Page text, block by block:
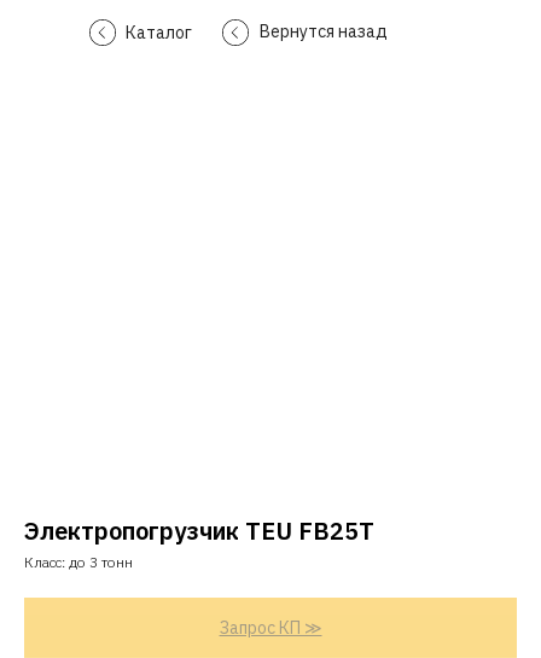
Каталог Вернутся назад
Электропогрузчик TEU FB25T
Класс: до 3 тонн
Запрос КП ≫